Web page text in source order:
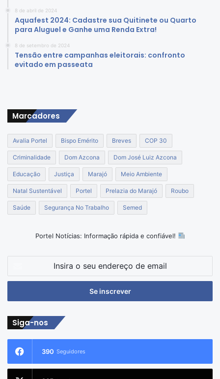
8 de abril de 2024
Aquafest 2024: Cadastre sua Quitinete ou Quarto
para Aluguel e Ganhe uma Renda Extra!
8 de setembro de 2024
Tensão entre campanhas eleitorais: confronto
evitado em passeata
Marcadores
Avalia Portel Bispo Emérito Breves COP 30
Criminalidade Dom Azcona Dom José Luiz Azcona
Educação Justiça Marajó Meio Ambiente
Natal Sustentável Portel Prelazia do Marajó Roubo
Saúde Segurança No Trabalho Semed
Portel Notícias: Informação rápida e confiável!
seu
de
Siga-nos
390 Seguidores